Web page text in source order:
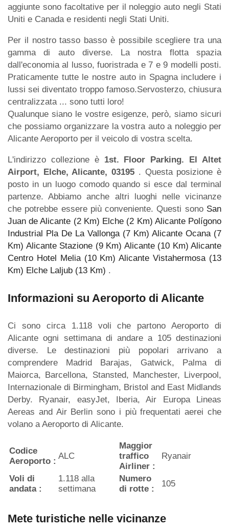
aggiunte sono facoltative per il noleggio auto negli Stati
Uniti e Canada e residenti negli Stati Uniti.
Per il nostro tasso basso è possibile scegliere tra una
gamma di auto diverse. La nostra flotta spazia
dall'economia al lusso, fuoristrada e 7 e 9 modelli posti.
Praticamente tutte le nostre auto in Spagna includere i
lussi sei diventato troppo famoso.Servosterzo, chiusura
centralizzata ... sono tutti loro!
Qualunque siano le vostre esigenze, però, siamo sicuri
che possiamo organizzare la vostra auto a noleggio per
Alicante Aeroporto per il veicolo di vostra scelta.
L'indirizzo collezione è 1st. Floor Parking. El Altet
Airport, Elche, Alicante, 03195 . Questa posizione è
posto in un luogo comodo quando si esce dal terminal
partenze. Abbiamo anche altri luoghi nelle vicinanze
che potrebbe essere più conveniente. Questi sono San
Juan de Alicante (2 Km) Elche (2 Km) Alicante Polígono
Industrial Pla De La Vallonga (7 Km) Alicante Ocana (7
Km) Alicante Stazione (9 Km) Alicante (10 Km) Alicante
Centro Hotel Melia (10 Km) Alicante Vistahermosa (13
Km) Elche Laljub (13 Km) .
Informazioni su Aeroporto di Alicante
Ci sono circa 1.118 voli che partono Aeroporto di
Alicante ogni settimana di andare a 105 destinazioni
diverse. Le destinazioni più popolari arrivano a
comprendere Madrid Barajas, Gatwick, Palma di
Maiorca, Barcellona, Stansted, Manchester, Liverpool,
Internazionale di Birmingham, Bristol and East Midlands
Derby. Ryanair, easyJet, Iberia, Air Europa Lineas
Aereas and Air Berlin sono i più frequentati aerei che
volano a Aeroporto di Alicante.
Codice
Aeroporto :
ALC
Maggior
traffico
Airliner :
Ryanair
Voli di
andata :
1.118 alla
settimana
Numero
di rotte :
105
Mete turistiche nelle vicinanze